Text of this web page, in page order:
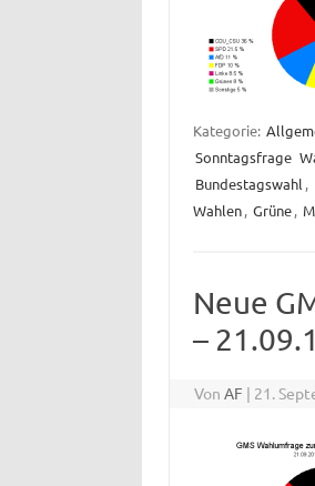
Kategorie:
Sonntagsfrage
Bundestagswahl ,
Wahlen, Grüne,
Neue
–
VonAF | 21.